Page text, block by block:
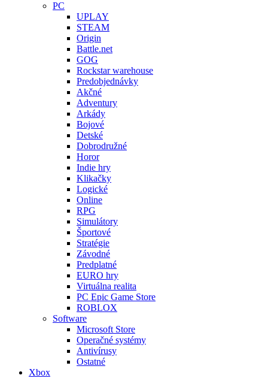
PC
UPLAY
STEAM
Origin
Battle.net
GOG
Rockstar warehouse
Predobjednávky
Akčné
Adventury
Arkády
Bojové
Detské
Dobrodružné
Horor
Indie hry
Klikačky
Logické
Online
RPG
Simulátory
Športové
Stratégie
Závodné
Predplatné
EURO hry
Virtuálna realita
PC Epic Game Store
ROBLOX
Software
Microsoft Store
Operačné systémy
Antivírusy
Ostatné
Xbox